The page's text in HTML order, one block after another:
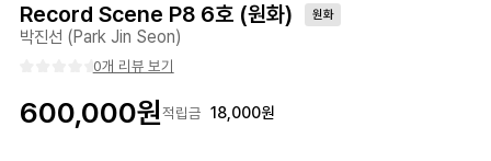
Record Scene P8 6호 (원화) 원화
박진선 (Park Jin Seon)
0개 리뷰 보기
600,000원적립금 18,000원